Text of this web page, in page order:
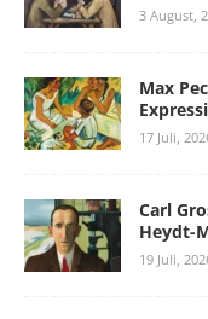
3 August,
Max
17 Juli,
Carl
Heydt-
19 Juli,